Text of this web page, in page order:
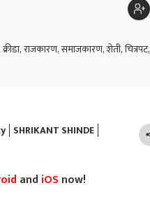
राजकारण, समाजकारण, शेती, चित्रपट,
SHRIKANT SHINDE
and iOS now!